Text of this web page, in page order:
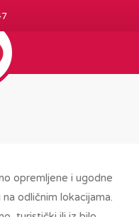
opremljene i ugodne
odličnim lokacijama.